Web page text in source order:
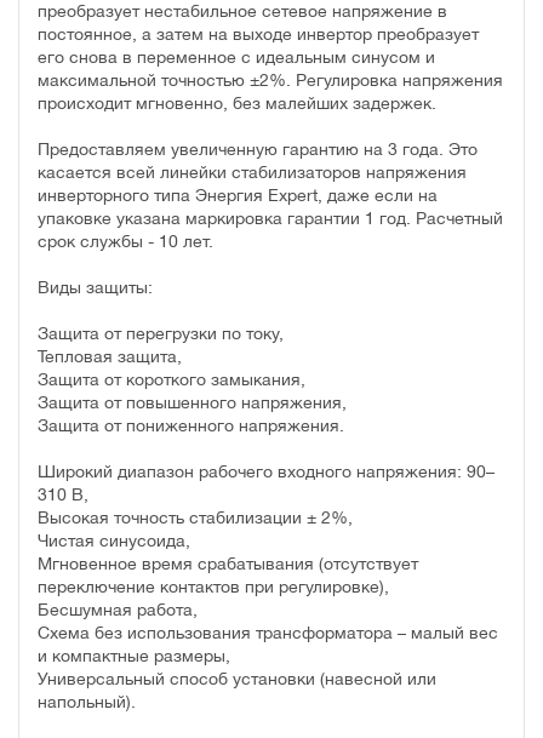
преобразует нестабильное сетевое напряжение в
постоянное, а затем на выходе инвертор преобразует
его снова в переменное с идеальным синусом и
максимальной точностью ±2%. Регулировка напряжения
происходит мгновенно, без малейших задержек.
Предоставляем увеличенную гарантию на 3 года. Это
касается всей линейки стабилизаторов напряжения
инверторного типа Энергия Expert, даже если на
упаковке указана маркировка гарантии 1 год. Расчетный
срок службы - 10 лет.
Виды защиты:
Защита от перегрузки по току,
Тепловая защита,
Защита от короткого замыкания,
Защита от повышенного напряжения,
Защита от пониженного напряжения.
Широкий диапазон рабочего входного напряжения: 90–
310 В,
Высокая точность стабилизации ± 2%,
Чистая синусоида,
Мгновенное время срабатывания (отсутствует
переключение контактов при регулировке),
Бесшумная работа,
Схема без использования трансформатора – малый вес
и компактные размеры,
Универсальный способ установки (навесной или
напольный).